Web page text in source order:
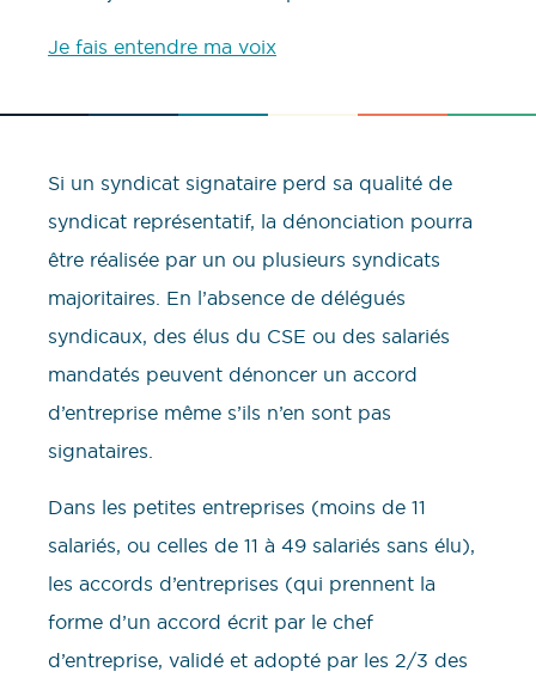
Je fais entendre ma voix
Si un syndicat signataire perd sa qualité de
syndicat représentatif, la dénonciation pourra
être réalisée par un ou plusieurs syndicats
majoritaires. En l’absence de délégués
syndicaux, des élus du CSE ou des salariés
mandatés peuvent dénoncer un accord
d’entreprise même s’ils n’en sont pas
signataires.
Dans les petites entreprises (moins de 11
salariés, ou celles de 11 à 49 salariés sans élu),
les accords d’entreprises (qui prennent la
forme d’un accord écrit par le chef
d’entreprise, validé et adopté par les 2/3 des